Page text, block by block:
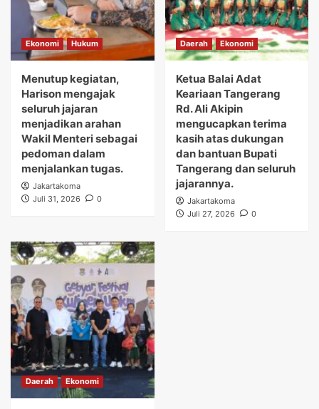
Ekonomi Hukum
Menutup kegiatan,
Harison mengajak
seluruh jajaran
menjadikan arahan
Wakil Menteri sebagai
pedoman dalam
menjalankan tugas.
Jakartakoma
Juli 31, 2026
0
Daerah Ekonomi
Ketua Balai Adat
Keariaan Tangerang
Rd. Ali Akipin
mengucapkan terima
kasih atas dukungan
dan bantuan Bupati
Tangerang dan seluruh
jajarannya.
Jakartakoma
Juli 27, 2026
0
Daerah Ekonomi